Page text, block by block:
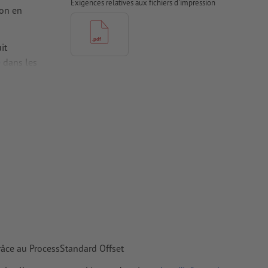
en
dans les
couchés,
Exigences relatives aux fichiers d'impression
au ProcessStandard Offset